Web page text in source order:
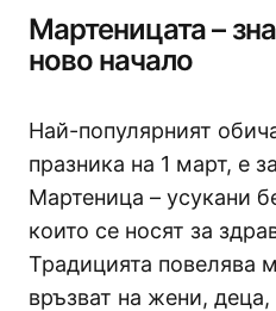
Мартеницата –
ново начало
Най-популярният
празника на 1 март, е
Мартеница – усукани
които се носят за
Традицията повелява
връзват на жени,